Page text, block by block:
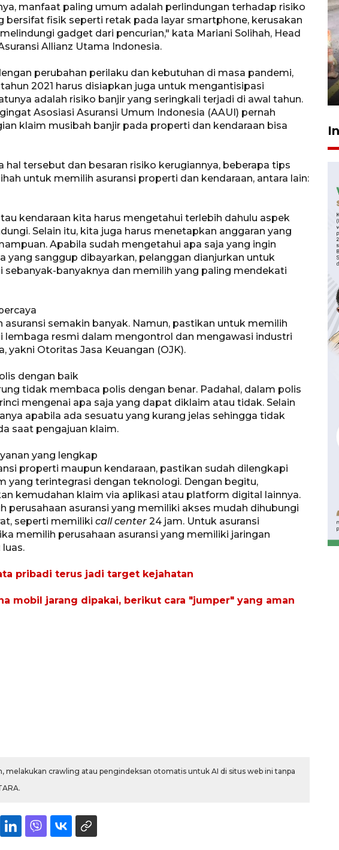
manfaat paling umum adalah perlindungan terhadap risiko
bersifat fisik seperti retak pada layar smartphone, kerusakan
gadget dari pencurian," kata Mariani Solihah, Head
Allianz Utama Indonesia.
perubahan perilaku dan kebutuhan di masa pandemi,
2021 harus disiapkan juga untuk mengantisipasi
adalah risiko banjir yang seringkali terjadi di awal tahun.
Asosiasi Asuransi Umum Indonesia (AAUI) pernah
klaim musibah banjir pada properti dan kendaraan bisa
hal tersebut dan besaran risiko kerugiannya, beberapa tips
untuk memilih asuransi properti dan kendaraan, antara lain:
kendaraan kita harus mengetahui terlebih dahulu aspek
Selain itu, kita juga harus menetapkan anggaran yang
Apabila sudah mengetahui apa saja yang ingin
yang sanggup dibayarkan, pelanggan dianjurkan untuk
sebanyak-banyaknya dan memilih yang paling mendekati
asuransi semakin banyak. Namun, pastikan untuk memilih
lembaga resmi dalam mengontrol dan mengawasi industri
yakni Otoritas Jasa Keuangan (OJK).
dengan baik
tidak membaca polis dengan benar. Padahal, dalam polis
mengenai apa saja yang dapat diklaim atau tidak. Selain
apabila ada sesuatu yang kurang jelas sehingga tidak
saat pengajuan klaim.
yang lengkap
properti maupun kendaraan, pastikan sudah dilengkapi
yang terintegrasi dengan teknologi. Dengan begitu,
kemudahan klaim via aplikasi atau platform digital lainnya.
perusahaan asuransi yang memiliki akses mudah dihubungi
seperti memiliki call center 24 jam. Untuk asuransi
memilih perusahaan asuransi yang memiliki jaringan
pribadi terus jadi target kejahatan
mobil jarang dipakai, berikut cara "jumper" yang aman
melakukan crawling atau pengindeksan otomatis untuk AI di situs web ini tanpa
Pigai: Penangkapan begal
penegak hukum
29 Juli 2026 00:31
Waspadai penyakit saat
musim kemarau
2026-08-05 12:00:00